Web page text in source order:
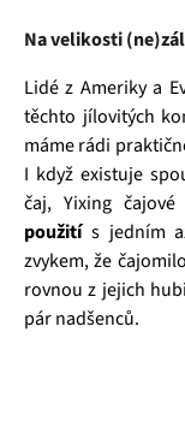
Na velikosti
Lidé z Ameriky a
těchto jílovitých
máme rádi
I když existuje
čaj, Yixing
použitís jedním
zvykem, že
rovnou z jejich
pár nadšenců.